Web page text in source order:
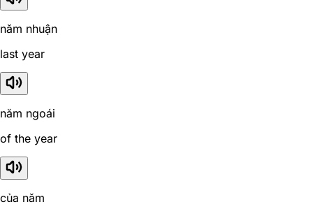
năm nhuận
last year
năm ngoái
of the year
của năm